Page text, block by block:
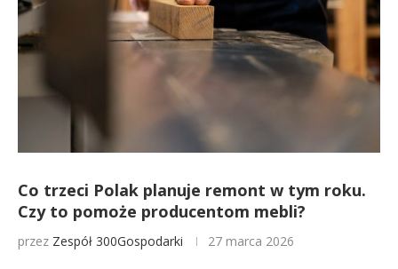
Co trzeci Polak planuje remont w tym roku.
Czy to pomoże producentom mebli?
przez Zespół 300Gospodarki 27 marca 2026